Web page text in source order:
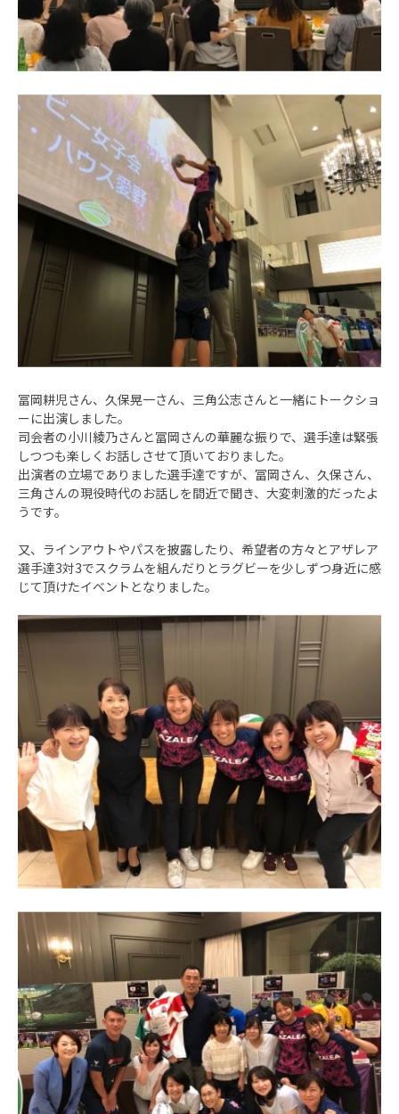
冨岡耕児さん、久保晃一さん、三角公志さんと一緒にトークショ
ーに出演しました。
司会者の小川綾乃さんと冨岡さんの華麗な振りで、選手達は緊張
しつつも楽しくお話しさせて頂いておりました。
出演者の立場でありました選手達ですが、冨岡さん、久保さん、
三角さんの現役時代のお話しを間近で聞き、大変刺激的だったよ
うです。
又、ラインアウトやパスを披露したり、希望者の方々とアザレア
選手達3対3でスクラムを組んだりとラグビーを少しずつ身近に感
じて頂けたイベントとなりました。